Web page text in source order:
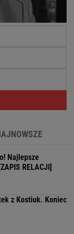
Najlepsze
RELACJI]
z Kostiuk. Koniec